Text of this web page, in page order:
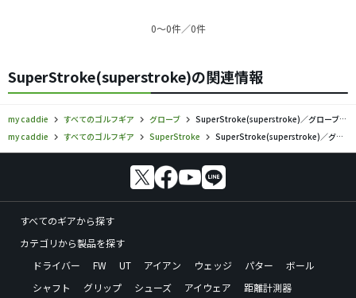
0〜0件／0件
SuperStroke(superstroke)の関連情報
my caddie すべてのゴルフギア グローブ
SuperStroke(superstroke)／グローブの口コミ評価
my caddie
すべてのゴルフギア SuperStroke SuperStroke(superstroke)／グローブの口コミ評価
すべてのギアから探す
カテゴリから製品を探す
ドライバー
FW UT アイアン ウェッジ パター
ボール
シャフト
グリップ シューズ アイウェア
距離計測器